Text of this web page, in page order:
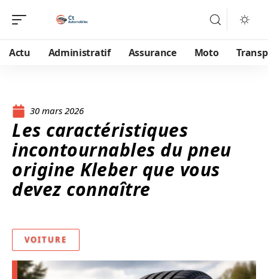
Actu Administratif Assurance Moto
30 mars 2026
Les caractéristiques
incontournables du pneu
origine Kleber que vous
devez connaître
VOITURE